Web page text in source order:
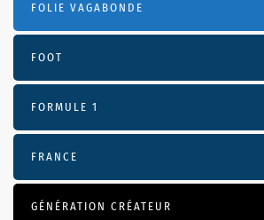
FOLIE VAGABONDE
FOOT
FORMULE 1
FRANCE
GÉNÉRATION CRÉATEUR